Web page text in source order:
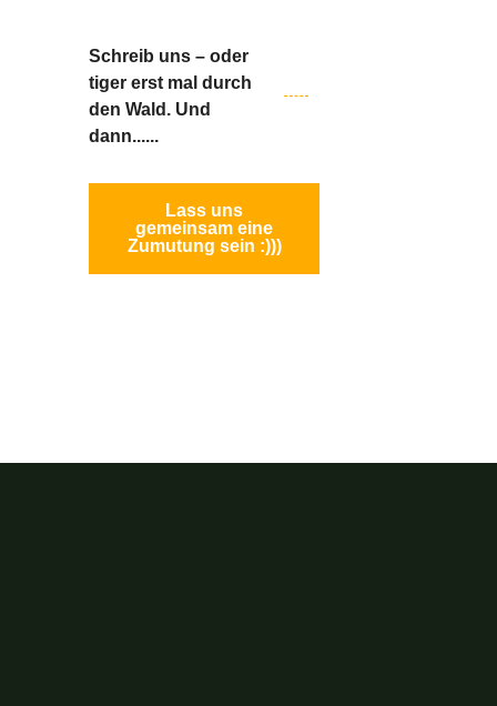
Schreib uns – oder
tiger erst mal durch
den Wald. Und
dann......
Lass uns
gemeinsam eine
Zumutung sein :)))